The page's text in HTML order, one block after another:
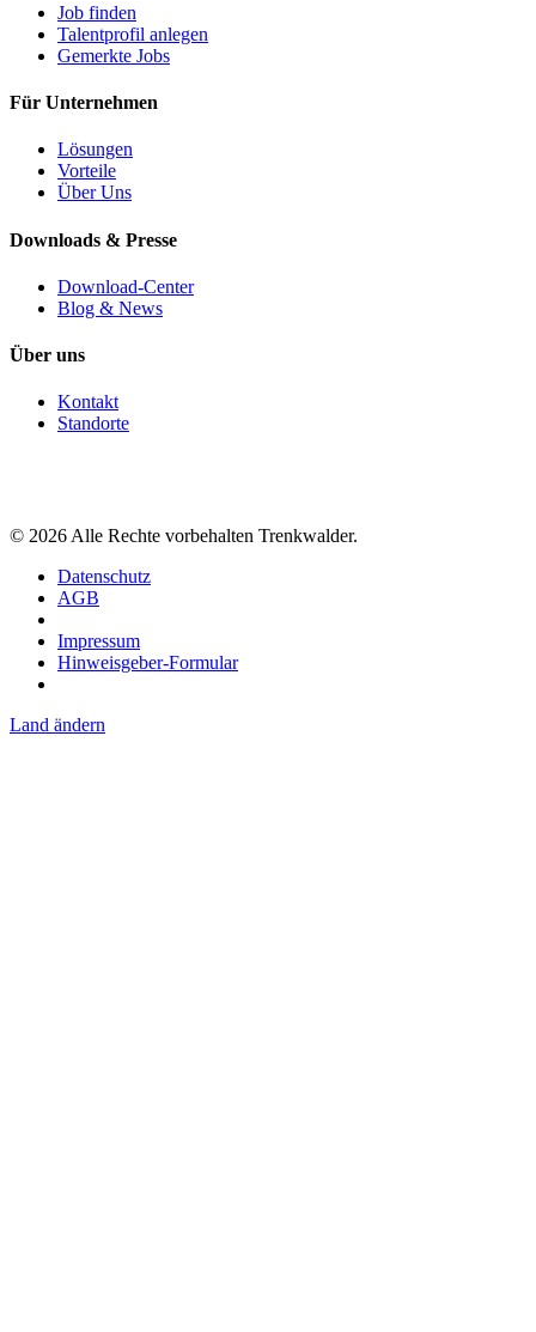
Job finden
Talentprofil anlegen
Gemerkte Jobs
Für Unternehmen
Lösungen
Vorteile
Über Uns
Downloads & Presse
Download-Center
Blog & News
Über uns
Kontakt
Standorte
© 2026 Alle Rechte vorbehalten Trenkwalder.
Datenschutz
AGB
Impressum
Hinweisgeber-Formular
Land ändern